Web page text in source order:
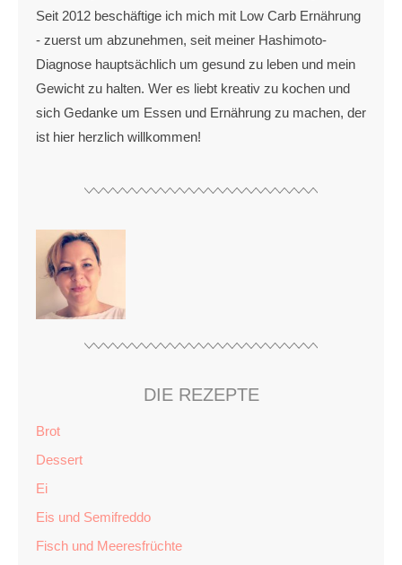
Seit 2012 beschäftige ich mich mit Low Carb Ernährung
- zuerst um abzunehmen, seit meiner Hashimoto-
Diagnose hauptsächlich um gesund zu leben und mein
Gewicht zu halten. Wer es liebt kreativ zu kochen und
sich Gedanke um Essen und Ernährung zu machen, der
ist hier herzlich willkommen!
DIE REZEPTE
Brot
Dessert
Ei
Eis und Semifreddo
Fisch und Meeresfrüchte